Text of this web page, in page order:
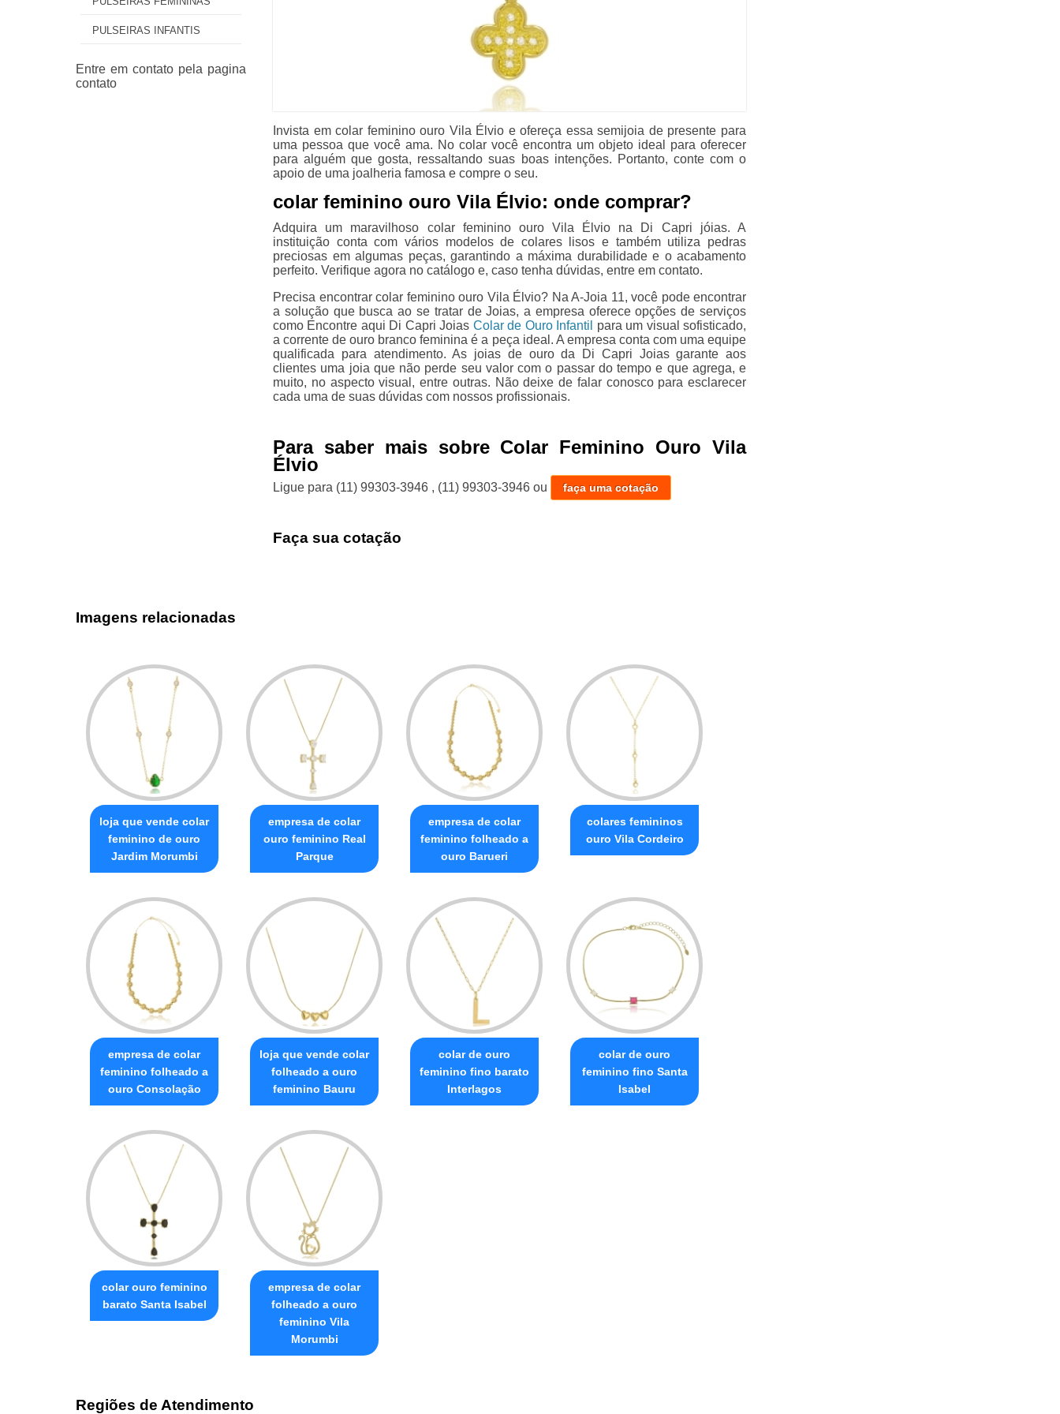
PULSEIRAS INFANTIS
Invista em colar feminino ouro Vila Élvio e ofereça essa semijoia de presente para
uma pessoa que você ama. No colar você encontra um objeto ideal para oferecer
para alguém que gosta, ressaltando suas boas intenções. Portanto, conte com o
apoio de uma joalheria famosa e compre o seu.
colar feminino ouro Vila Élvio: onde comprar?
Adquira um maravilhoso colar feminino ouro Vila Élvio na Di Capri jóias. A
instituição conta com vários modelos de colares lisos e também utiliza pedras
preciosas em algumas peças, garantindo a máxima durabilidade e o acabamento
perfeito. Verifique agora no catálogo e, caso tenha dúvidas, entre em contato.
Precisa encontrar colar feminino ouro Vila Élvio? Na A-Joia 11, você pode encontrar
a solução que busca ao se tratar de Joias, a empresa oferece opções de serviços
como Encontre aqui Di Capri Joias Colar de Ouro Infantil
para um visual sofisticado,
a corrente de ouro branco feminina é a peça ideal. A empresa conta com uma equipe
qualificada para atendimento. As joias de ouro da Di Capri Joias garante aos
clientes uma joia que não perde seu valor com o passar do tempo e que agrega, e
muito, no aspecto visual, entre outras. Não deixe de falar conosco para esclarecer
cada uma de suas dúvidas com nossos profissionais.
Para saber mais sobre Colar Feminino Ouro Vila
Élvio
Ligue para (11) 99303-3946 , (11) 99303-3946 ou faça uma cotação
Faça sua cotação
Imagens relacionadas
loja que vende colar
feminino de ouro
Jardim Morumbi
empresa de colar
ouro feminino Real
Parque
empresa de colar
feminino folheado a
ouro Barueri
colares femininos
ouro Vila Cordeiro
empresa de colar
feminino folheado a
ouro Consolação
loja que vende colar
folheado a ouro
feminino Bauru
colar de ouro
feminino fino barato
Interlagos
colar de ouro
feminino fino Santa
Isabel
colar ouro feminino
barato Santa Isabel
empresa de colar
folheado a ouro
feminino Vila
Morumbi
Regiões de Atendimento